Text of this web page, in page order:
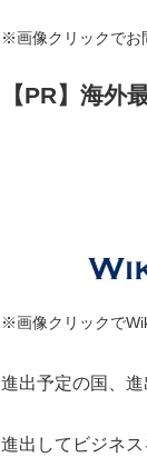
※画像クリックでお
【PR】海外
※画像クリックで
進出予定の国、
進出してビジネ